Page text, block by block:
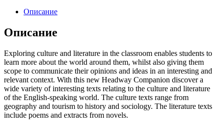
Описание
Описание
Exploring culture and literature in the classroom enables students to
learn more about the world around them, whilst also giving them
scope to communicate their opinions and ideas in an interesting and
relevant context. With this new Headway Companion discover a
wide variety of interesting texts relating to the culture and literature
of the English-speaking world. The culture texts range from
geography and tourism to history and sociology. The literature texts
include poems and extracts from novels.